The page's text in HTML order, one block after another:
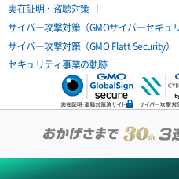
実在証明・盗聴対策
サイバー攻撃対策（GMOサイバーセキュ
サイバー攻撃対策（GMO Flatt Security）
セキュリティ事業の軌跡